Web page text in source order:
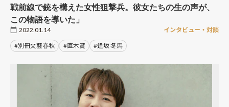
戦前線で銃を構えた女性狙撃兵。彼女たちの生の声が、
この物語を導いた」
2022.01.14 インタビュー・対談
#別冊文藝春秋 #直木賞 #逢坂 冬馬